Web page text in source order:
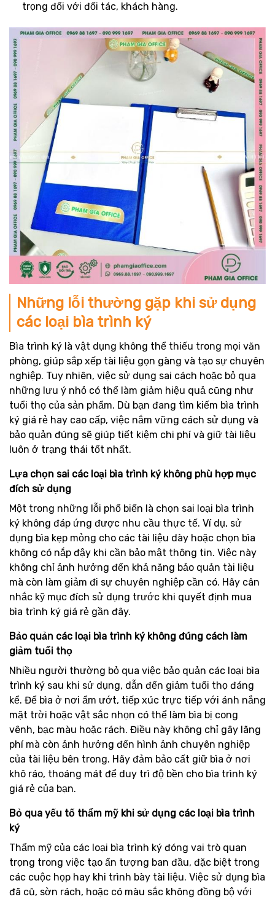
trọng đối với đối tác, khách hàng.
Những lỗi thường gặp khi sử dụng
các loại bìa trình ký
Bìa trình ký là vật dụng không thể thiếu trong mọi văn
phòng, giúp sắp xếp tài liệu gọn gàng và tạo sự chuyên
nghiệp. Tuy nhiên, việc sử dụng sai cách hoặc bỏ qua
những lưu ý nhỏ có thể làm giảm hiệu quả cũng như
tuổi thọ của sản phẩm. Dù bạn đang tìm kiếm bìa trình
ký giá rẻ hay cao cấp, việc nắm vững cách sử dụng và
bảo quản đúng sẽ giúp tiết kiệm chi phí và giữ tài liệu
luôn ở trạng thái tốt nhất.
Lựa chọn sai các loại bìa trình ký không phù hợp mục
đích sử dụng
Một trong những lỗi phổ biến là chọn sai loại bìa trình
ký không đáp ứng được nhu cầu thực tế. Ví dụ, sử
dụng bìa kẹp mỏng cho các tài liệu dày hoặc chọn bìa
không có nắp đậy khi cần bảo mật thông tin. Việc này
không chỉ ảnh hưởng đến khả năng bảo quản tài liệu
mà còn làm giảm đi sự chuyên nghiệp cần có. Hãy cân
nhắc kỹ mục đích sử dụng trước khi quyết định mua
bìa trình ký giá rẻ gần đây.
Bảo quản các loại bìa trình ký không đúng cách làm
giảm tuổi thọ
Nhiều người thường bỏ qua việc bảo quản các loại bìa
trình ký sau khi sử dụng, dẫn đến giảm tuổi thọ đáng
kể. Để bìa ở nơi ẩm ướt, tiếp xúc trực tiếp với ánh nắng
mặt trời hoặc vật sắc nhọn có thể làm bìa bị cong
vênh, bạc màu hoặc rách. Điều này không chỉ gây lãng
phí mà còn ảnh hưởng đến hình ảnh chuyên nghiệp
của tài liệu bên trong. Hãy đảm bảo cất giữ bìa ở nơi
khô ráo, thoáng mát để duy trì độ bền cho bìa trình ký
giá rẻ của bạn.
Bỏ qua yếu tố thẩm mỹ khi sử dụng các loại bìa trình
ký
Thẩm mỹ của các loại bìa trình ký đóng vai trò quan
trọng trong việc tạo ấn tượng ban đầu, đặc biệt trong
các cuộc họp hay khi trình bày tài liệu. Việc sử dụng bìa
đã cũ, sờn rách, hoặc có màu sắc không đồng bộ với